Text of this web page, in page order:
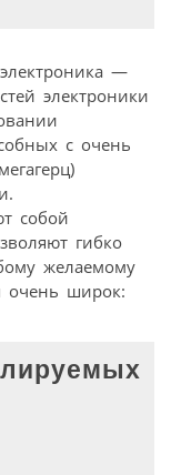
—
электроники
с очень
собой
гибко
желаемому
очень широк: